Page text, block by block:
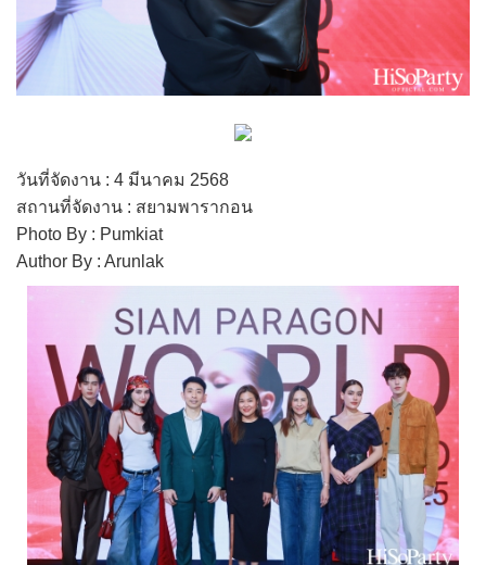
วันที่จัดงาน : 4 มีนาคม 2568
สถานที่จัดงาน : สยามพารากอน
Photo By : Pumkiat
Author By : Arunlak